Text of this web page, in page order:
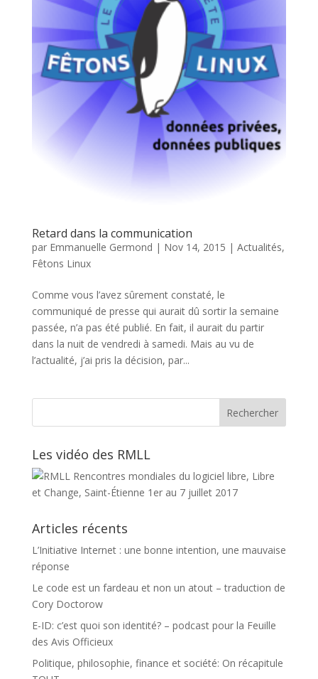
Retard dans la communication
par Emmanuelle Germond | Nov 14, 2015 | Actualités,
Fêtons Linux
Comme vous l’avez sûrement constaté, le
communiqué de presse qui aurait dû sortir la semaine
passée, n’a pas été publié. En fait, il aurait du partir
dans la nuit de vendredi à samedi. Mais au vu de
l’actualité, j’ai pris la décision, par...
Les vidéo des RMLL
Articles récents
L’Initiative Internet : une bonne intention, une mauvaise
réponse
Le code est un fardeau et non un atout – traduction de
Cory Doctorow
E-ID: c’est quoi son identité? – podcast pour la Feuille
des Avis Officieux
Politique, philosophie, finance et société: On récapitule